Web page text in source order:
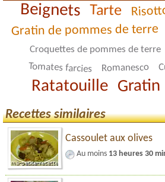
Beignets Tarte
Gratin de pommes de terre
Croquettes de pommes de terre
Tomates farcies Romanesco
Ratatouille Gratin
Recettes similaires
Cassoulet aux olives
Au moins 13 heures 30